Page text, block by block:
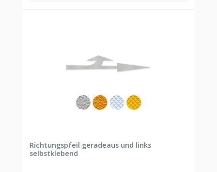
Richtungspfeil geradeaus und links
selbstklebend